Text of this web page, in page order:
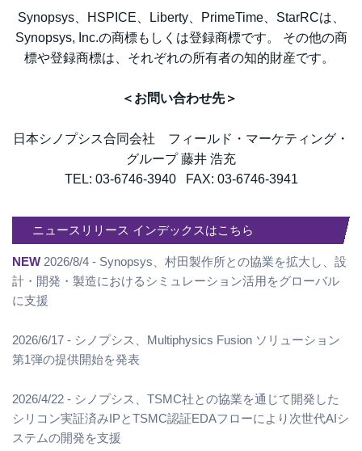
Synopsys、HSPICE、Liberty、PrimeTime、StarRCは、
Synopsys, Inc.の商標もしくは登録商標です。 その他の商
標や登録商標は、それぞれの所有者の知的財産です。
＜お問い合わせ先＞
日本シノプシス合同会社 フィールド・マーケティング・
グループ 藤井 浩充
TEL: 03-6746-3940 FAX: 03-6746-3941
ニュースリリース インデックスはこちら
NEW 2026/8/4 - Synopsys、村田製作所との協業を拡大し、設
計・開発・製造におけるシミュレーション活用をグローバル
に支援
2026/6/17 - シノプシス、Multiphysics Fusion ソリューション
第1弾の提供開始を発表
2026/4/22 - シノプシス、TSMC社との協業を通じて開発した
シリコン実証済みIPとTSMC認証EDAフローにより次世代AIシ
ステムの開発を支援